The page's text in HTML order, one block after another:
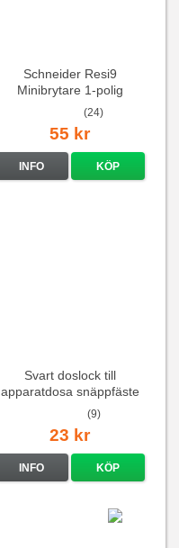
Schneider Resi9
Minibrytare 1-polig
(24)
55 kr
INFO KÖP
Svart doslock till
apparatdosa snäppfäste
(9)
23 kr
INFO KÖP